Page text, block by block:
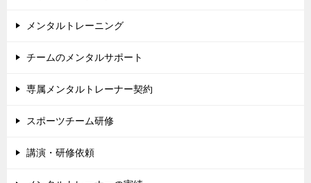
メンタルトレーニング
チームのメンタルサポート
専属メンタルトレーナー契約
スポーツチーム研修
講演・研修依頼